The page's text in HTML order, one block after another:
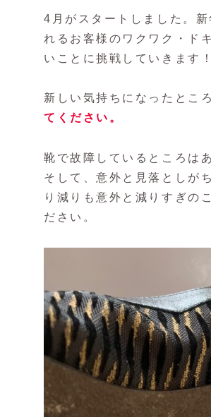
4月がスタートしました。
れるお客様のワクワク・ド
いことに挑戦していきます！
新しい気持ちになったとこ
てください。
靴で故障しているところは
そして、意外と見落としが
り減りも意外と減りすぎの
ださい。